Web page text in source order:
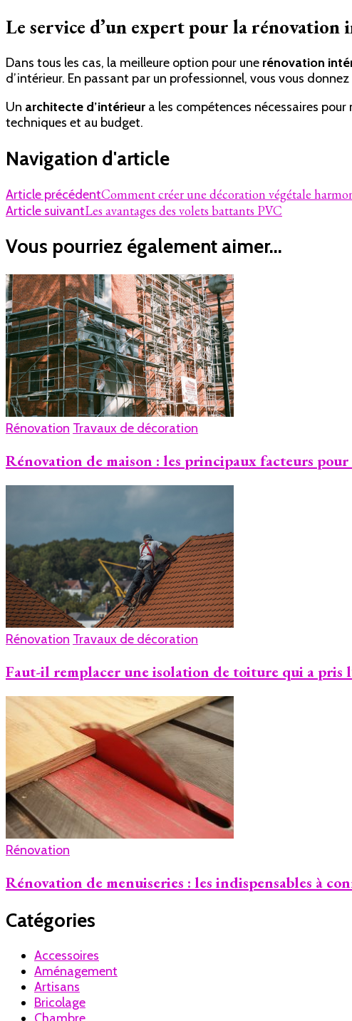
Le service d’un expert pour la rénovation
Dans tous les cas, la meilleure option pour une rénovation
d’intérieur. En passant par un professionnel, vous vous
Un architecte d’intérieur a les compétences nécessaires
techniques et au budget.
Navigation d'article
Article précédentComment créer une décoration végétale
Article suivantLes avantages des volets battants PVC
Vous pourriez également aimer...
Rénovation Travaux de décoration
Rénovation de maison : les principaux facteurs
Rénovation Travaux de décoration
Faut-il remplacer une isolation de toiture qui a pris
Rénovation
Rénovation de menuiseries : les indispensables à
Catégories
Accessoires
Aménagement
Artisans
Bricolage